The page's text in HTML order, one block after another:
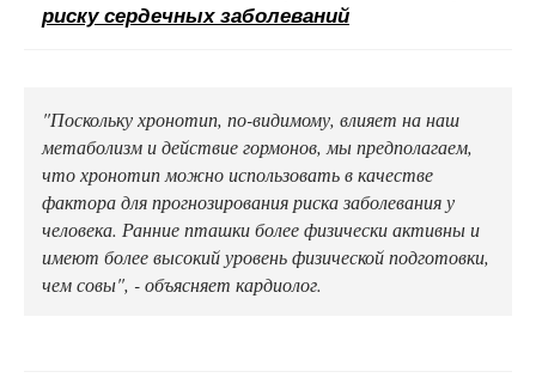
риску сердечных заболеваний
"Поскольку хронотип, по-видимому, влияет на наш
метаболизм и действие гормонов, мы предполагаем,
что хронотип можно использовать в качестве
фактора для прогнозирования риска заболевания у
человека. Ранние пташки более физически активны и
имеют более высокий уровень физической подготовки,
чем совы", - объясняет кардиолог.